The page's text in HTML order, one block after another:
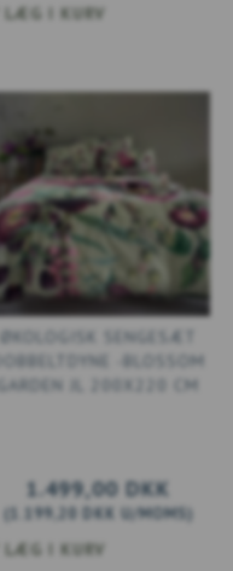
LÆG I KURV
ØKOLOGISK SENGESÆT
DOBBELTDYNE -BLOSSOM
GARDEN JL 200X220 CM
1.499,00 DKK
( 1.199,20 DKK U/MOMS)
LÆG I KURV